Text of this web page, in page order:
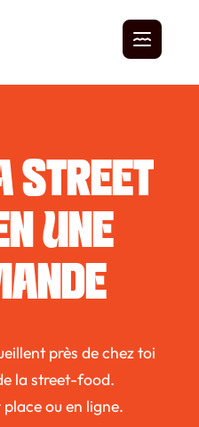
STREET
UNE
près de chez toi
la street-food.
ou en ligne.